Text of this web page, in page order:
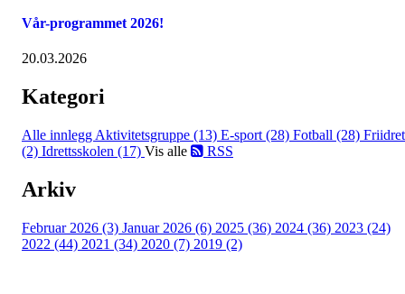
Vår-programmet 2026!
20.03.2026
Kategori
Alle innlegg Aktivitetsgruppe (13) E-sport (28) Fotball (28)
(2) Idrettsskolen (17) Vis alle RSS
Arkiv
Februar 2026 (3) Januar 2026 (6) 2025 (36) 2024 (36) 2023 (24)
2022 (44) 2021 (34) 2020 (7) 2019 (2)